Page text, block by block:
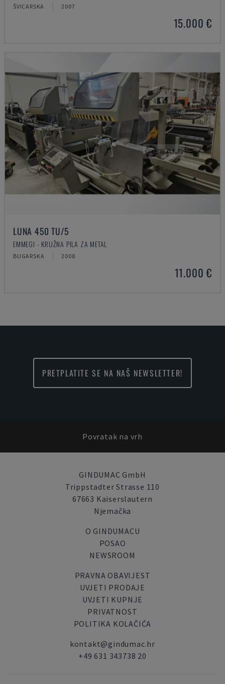
ŠVICARSKA 2007
15.000 €
LUNA 450 TU/5
EMMEGI - KRUŽNA PILA ZA METAL
BUGARSKA 2008
11.000 €
PRETPLATITE SE NA NAŠ NEWSLETTER!
Povratak na vrh
GINDUMAC GmbH
Trippstadter Strasse 110
67663 Kaiserslautern
Njemačka
O GINDUMACU
POSAO
NEWSROOM
PRAVNA OBAVIJEST
UVJETI PRODAJE
UVJETI KUPNJE
PRIVATNOST
POLITIKA KOLAČIĆA
kontakt@gindumac.hr
+49 631 343738 20